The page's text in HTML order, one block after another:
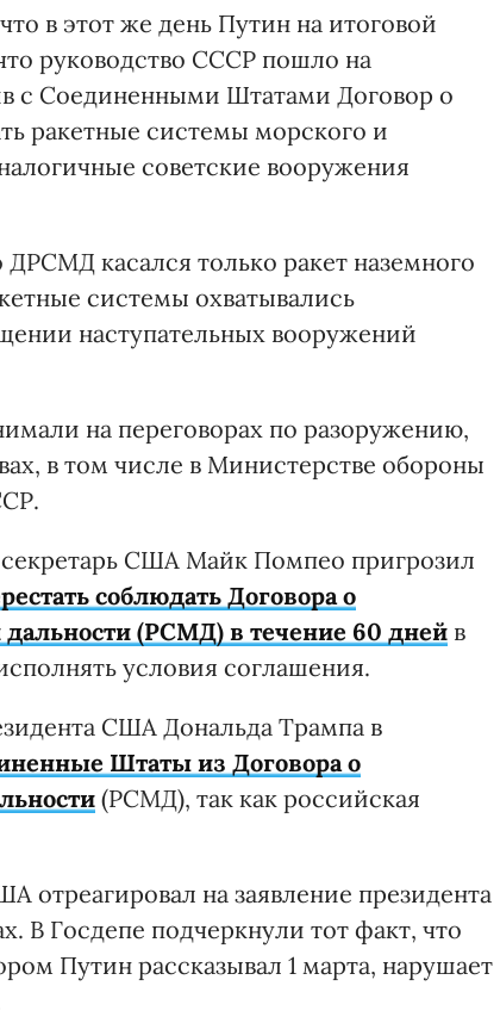
в этот же день Путин на итоговой
руководство СССР пошло на
с Соединенными Штатами Договор о
ракетные системы морского и
советские вооружения
касался только ракет наземного
системы охватывались
наступательных вооружений
на переговорах по разоружению,
в том числе в Министерстве обороны
США Майк Помпео пригрозил
соблюдать Договора о
(РСМД) в течение 60 дней в
условия соглашения.
США Дональда Трампа в
Штаты из Договора о
(РСМД), так как российская
отреагировал на заявление президента
В Госдепе подчеркнули тот факт, что
Путин рассказывал 1 марта, нарушает